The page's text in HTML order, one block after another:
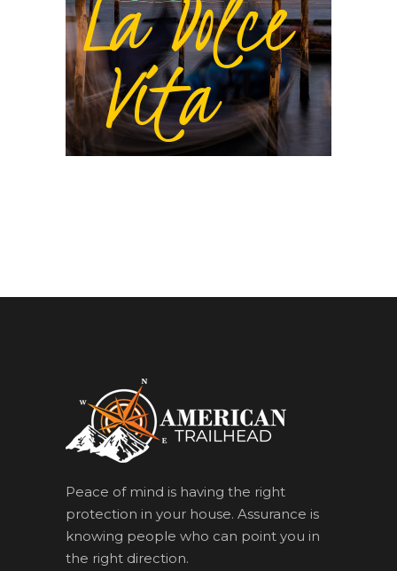
Peace of mind is having the right
protection in your house. Assurance is
knowing people who can point you in
the right direction.